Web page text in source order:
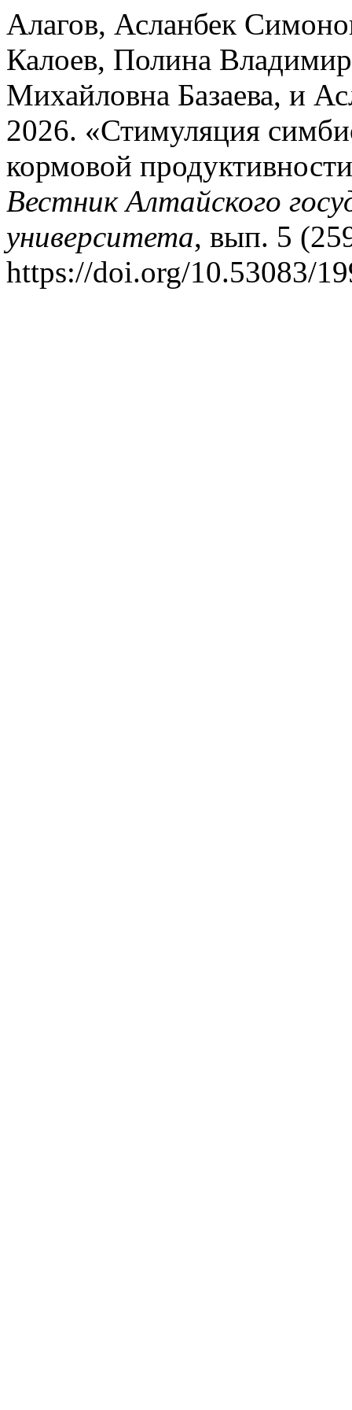
Алагов, Асланбек
Калоев, Полина
Михайловна Базаева, и
2026. «Стимуляция
кормовой
Вестник Алтайского
университета, вып. 5
https://doi.org/10.53083/